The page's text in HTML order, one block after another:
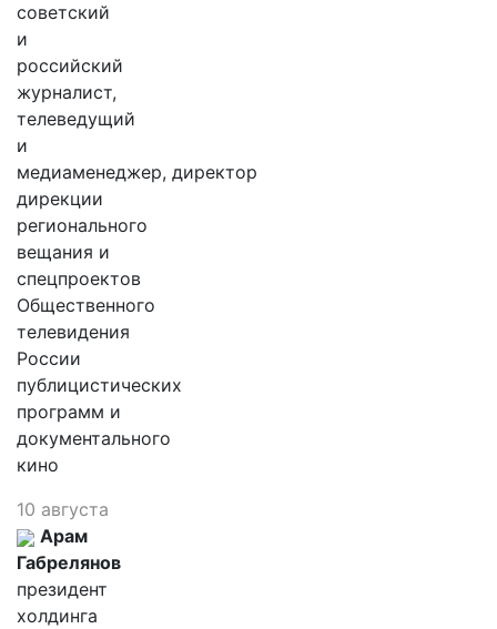
советский
и
российский
журналист,
телеведущий
и
медиаменеджер, директор
дирекции
регионального
вещания и
спецпроектов
Общественного
телевидения
России
публицистических
программ и
документального
кино
10 августа
Арам
Габрелянов
президент
холдинга